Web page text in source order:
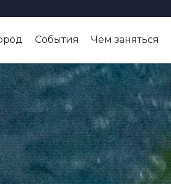
События Чем заняться